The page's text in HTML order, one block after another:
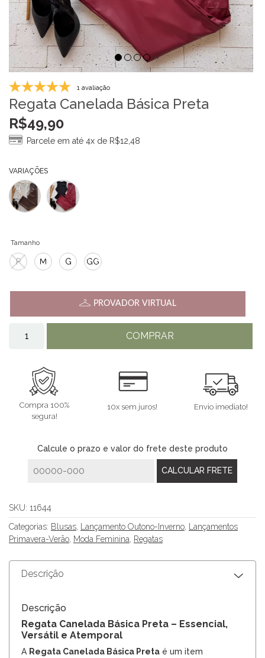
1 avaliação
Regata Canelada Básica Preta
R$49,90
Parcele em até 4x de R$12,48
VARIAÇÕES
Tamanho
P M G GG
PROVADOR VIRTUAL
COMPRAR
Compra 100%
segura!
10x sem juros! Envio imediato!
Calcule o prazo e valor do frete deste produto
SKU: 11644
Categorias: Blusas, Lançamento Outono-Inverno, Lançamentos
Primavera-Verão, Moda Feminina, Regatas
Descrição
Descrição
Regata Canelada Básica Preta – Essencial,
Versátil e Atemporal
A Regata Canelada Básica Preta é um item